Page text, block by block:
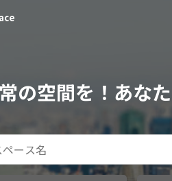
の空間を！あなた